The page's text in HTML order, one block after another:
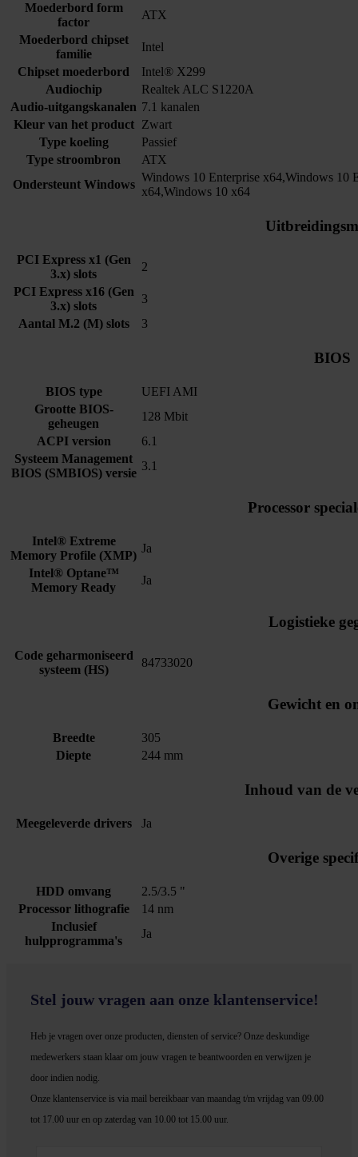
Moederbord form
factor
ATX
Moederbord chipset
familie
Intel
Chipset moederbord
Intel® X299
Audiochip
Realtek ALC S1220A
Audio-uitgangskanalen 7.1 kanalen
Kleur van het product
Zwart
Type koeling
Passief
Type stroombron
ATX
Ondersteunt Windows
Windows 10 Enterprise x64,Windows 10
x64,Windows 10 x64
PCI Express x1 (Gen
3.x) slots
2
PCI Express x16 (Gen
3.x) slots
3
Aantal M.2 (M) slots
3
BIOS
BIOS type
UEFI AMI
Grootte BIOS-
geheugen
128 Mbit
ACPI version
6.1
Systeem Management
BIOS (SMBIOS) versie
3.1
Processor
Intel® Extreme
Memory Profile (XMP)
Ja
Intel® Optane™
Memory Ready
Ja
Logistieke
Code geharmoniseerd
systeem (HS)
84733020
Gewicht en
Breedte
305
Diepte
244 mm
Inhoud van de
Meegeleverde drivers Ja
Overige
HDD omvang
2.5/3.5 "
Processor lithografie
14 nm
Inclusief
hulpprogramma's
Ja
Stel jouw vragen aan onze klantenservice!
Heb je vragen over onze producten, diensten of service? Onze deskundige
medewerkers staan klaar om jouw vragen te beantwoorden en verwijzen je
door indien nodig.
Onze klantenservice is via mail bereikbaar van maandag t/m vrijdag van 09.00
tot 17.00 uur en op zaterdag van 10.00 tot 15.00 uur.